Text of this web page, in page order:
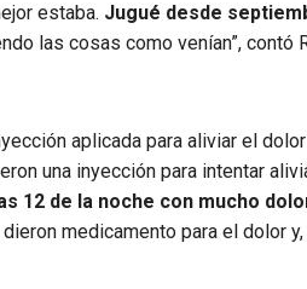
estaba. Jugué desde
las cosas como venían”, contó
aplicada para aliviar el
una inyección para intentar
12 de la noche con mucho
medicamento para el dolor y,